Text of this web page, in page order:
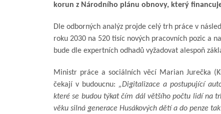
korun z Národního plánu obnovy, který
Dle odborných analýz projde celý trh práce v
roku 2030 na 520 tisíc nových pracovních pozic a
bude dle expertních odhadů vyžadovat alespoň
Ministr práce a sociálních věcí Marian Jurečka
čekají v budoucnu: „Digitalizace a postupující
které se budou týkat čím dál většího počtu lidí na
věku silná generace Husákových dětí a do penze